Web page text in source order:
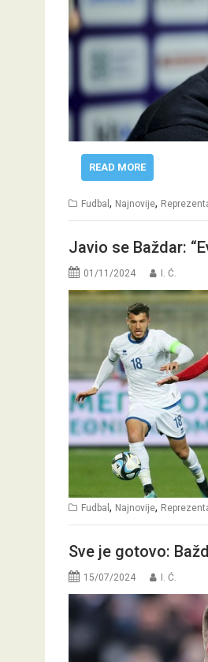
READ MORE
Fudbal , Najnovije,
Javio se Baždar:
01/11/2024 I. Ć.
Fudbal , Najnovije,
Sve je gotovo:
15/07/2024 I. Ć.